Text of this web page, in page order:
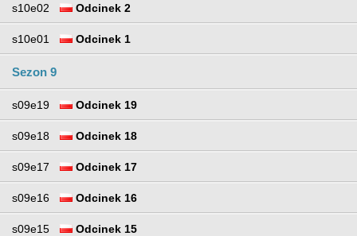
s10e02 Odcinek 2
s10e01 Odcinek 1
Sezon 9
s09e19 Odcinek 19
s09e18 Odcinek 18
s09e17 Odcinek 17
s09e16 Odcinek 16
s09e15 Odcinek 15